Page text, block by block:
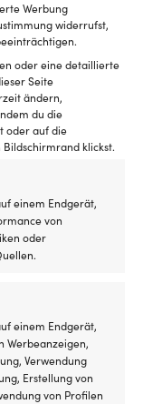
Werbung
widerrufst,
oder eine detaillierte
Seite
ändern,
du die
oder auf die
klickst.
einem Endgerät,
von
oder
einem Endgerät,
Werbeanzeigen,
Verwendung
Erstellung von
von Profilen
Boot NOCK Mid,
2 – 3,5
21 – 26 Fuß, Edelstahl
war:
389,99 €